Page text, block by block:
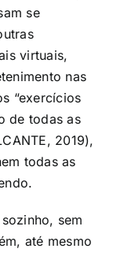
se
virtuais,
nas
“exercícios
de todas as
2019),
todas as
sem
até mesmo